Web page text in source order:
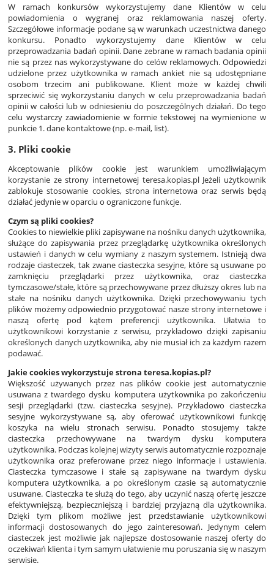
W ramach konkursów wykorzystujemy dane Klientów w celu
powiadomienia o wygranej oraz reklamowania naszej oferty.
Szczegółowe informacje podane są w warunkach uczestnictwa danego
konkursu. Ponadto wykorzystujemy dane Klientów w celu
przeprowadzania badań opinii. Dane zebrane w ramach badania opinii
nie są przez nas wykorzystywane do celów reklamowych. Odpowiedzi
udzielone przez użytkownika w ramach ankiet nie są udostępniane
osobom trzecim ani publikowane. Klient może w każdej chwili
sprzeciwić się wykorzystaniu danych w celu przeprowadzania badań
opinii w całości lub w odniesieniu do poszczególnych działań. Do tego
celu wystarczy zawiadomienie w formie tekstowej na wymienione w
punkcie 1. dane kontaktowe (np. e-mail, list).
3. Pliki cookie
Akceptowanie plików cookie jest warunkiem umożliwiającym
korzystanie ze strony internetowej teresa.kopias.pl Jeżeli użytkownik
zablokuje stosowanie cookies, strona internetowa oraz serwis będą
działać jedynie w oparciu o ograniczone funkcje.
Czym są pliki cookies?
Cookies to niewielkie pliki zapisywane na nośniku danych użytkownika,
służące do zapisywania przez przeglądarkę użytkownika określonych
ustawień i danych w celu wymiany z naszym systemem. Istnieją dwa
rodzaje ciasteczek, tak zwane ciasteczka sesyjne, które są usuwane po
zamknięciu przeglądarki przez użytkownika, oraz ciasteczka
tymczasowe/stałe, które są przechowywane przez dłuższy okres lub na
stałe na nośniku danych użytkownika. Dzięki przechowywaniu tych
plików możemy odpowiednio przygotować nasze strony internetowe i
naszą ofertę pod kątem preferencji użytkownika. Ułatwia to
użytkownikowi korzystanie z serwisu, przykładowo dzięki zapisaniu
określonych danych użytkownika, aby nie musiał ich za każdym razem
podawać.
Jakie cookies wykorzystuje strona teresa.kopias.pl?
Większość używanych przez nas plików cookie jest automatycznie
usuwana z twardego dysku komputera użytkownika po zakończeniu
sesji przeglądarki (tzw. ciasteczka sesyjne). Przykładowo ciasteczka
sesyjne wykorzystywane są, aby oferować użytkownikowi funkcję
koszyka na wielu stronach serwisu. Ponadto stosujemy także
ciasteczka przechowywane na twardym dysku komputera
użytkownika. Podczas kolejnej wizyty serwis automatycznie rozpoznaje
użytkownika oraz preferowane przez niego informacje i ustawienia.
Ciasteczka tymczasowe i stałe są zapisywane na twardym dysku
komputera użytkownika, a po określonym czasie są automatycznie
usuwane. Ciasteczka te służą do tego, aby uczynić naszą ofertę jeszcze
efektywniejszą, bezpieczniejszą i bardziej przyjazną dla użytkownika.
Dzięki tym plikom możliwe jest przedstawianie użytkownikowi
informacji dostosowanych do jego zainteresowań. Jedynym celem
ciasteczek jest możliwie jak najlepsze dostosowanie naszej oferty do
oczekiwań klienta i tym samym ułatwienie mu poruszania się w naszym
serwisie.